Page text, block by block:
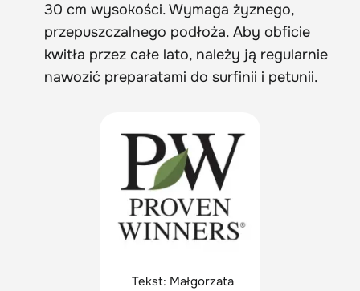
30 cm wysokości. Wymaga żyznego,
przepuszczalnego podłoża. Aby obficie
kwitła przez całe lato, należy ją regularnie
nawozić preparatami do surfinii i petunii.
Tekst: Małgorzata